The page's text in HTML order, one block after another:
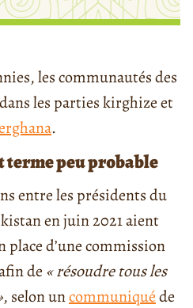
les communautés des
les parties kirghize et
.
peu probable
entre les présidents du
en juin 2021 aient
place d’une commission
de « résoudre tous les
, selon uncommuniquéde